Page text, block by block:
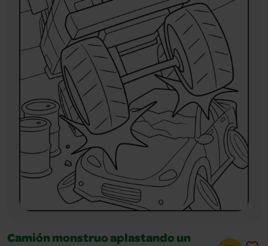
Camión monstruo aplastando un